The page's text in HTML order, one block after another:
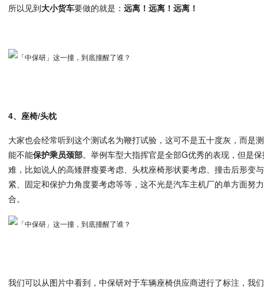
所以见到大小货车要做的就是：远离！远离！远离！
4、座椅/头枕
大家也会经常听到这个测试名为鞭打试验，这可不是五十度灰，而是
能不能保护乘员颈部。举例车型大指挥官是全部G优秀的表现，但是
难，比如说人的高矮胖瘦要考虑、头枕座椅形状要考虑、撞击后形变
紧、固定和保护力角度要考虑等等，这不光是汽车主机厂的单方面努
合。
我们可以从图片中看到，中保研对于车辆座椅供应商进行了标注，我